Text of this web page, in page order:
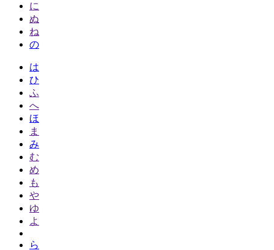
に
ぬ
ね
の
は
ひ
ふ
へ
ほ
ま
み
む
め
も
や
ゆ
よ
ら